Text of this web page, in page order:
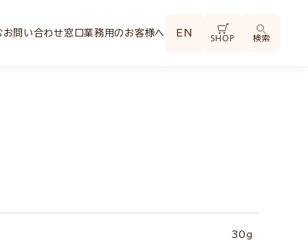
お問い合わせ窓口業務用のお客様へ EN SHOP 検索
30ｇ